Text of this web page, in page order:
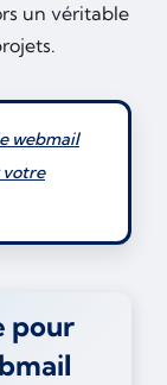
un véritable
webmail
votre
pour